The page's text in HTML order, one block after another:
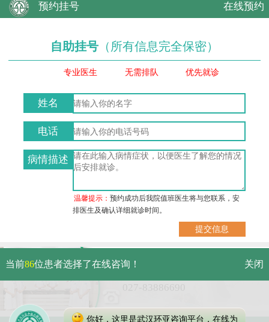
预约挂号 在线预约
自助挂号 （所有信息完全保密）
专业医生 无需排队 优先就诊
姓名
电话
病情描述
温馨提示：预约成功后我院值班医生将与您联系，安
排医生及确认详细就诊时间。
武汉市硚口区解放大道479号
免费电话：
当前86位患者选择了在线咨询！ 关闭
你好，这里是武汉环亚咨询平台，在线为